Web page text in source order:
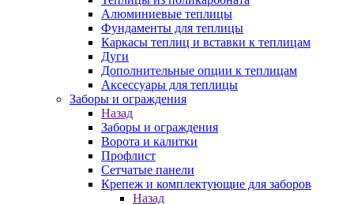
Алюминиевые теплицы
Фундаменты для теплицы
Каркасы теплиц и вставки к теплицам
Дуги
Дополнительные опции к теплицам
Аксессуары для теплицы
Заборы и ограждения
Назад
Заборы и ограждения
Ворота и калитки
Профлист
Сетчатые панели
Крепеж и комплектующие для заборов
Назад